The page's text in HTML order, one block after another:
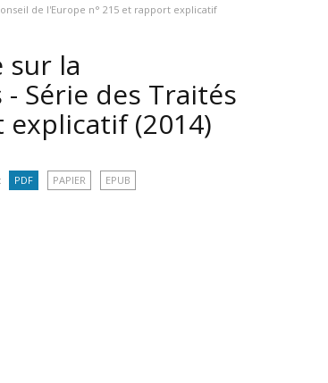
de l'Europe n° 215 et rapport explicatif
sur la
Série des Traités
explicatif(2014)
PDF PAPIER EPUB